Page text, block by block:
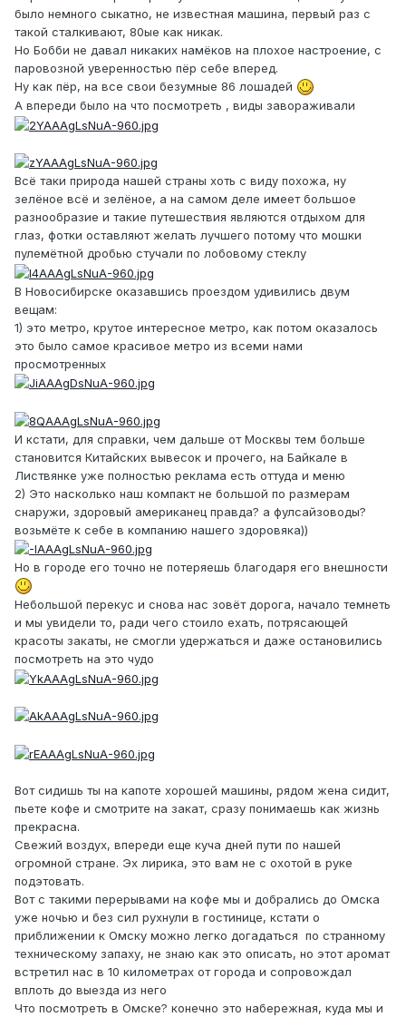
было немного сыкатно, не известная машина, первый раз с
такой сталкивают, 80ые как никак.
Но Бобби не давал никаких намёков на плохое настроение, с
паровозной уверенностью пёр себе вперед.
Ну как пёр, на все свои безумные 86 лошадей
А впереди было на что посмотреть , виды завораживали
Всё таки природа нашей страны хоть с виду похожа, ну
зелёное всё и зелёное, а на самом деле имеет большое
разнообразие и такие путешествия являются отдыхом для
глаз, фотки оставляют желать лучшего потому что мошки
пулемётной дробью стучали по лобовому стеклу
В Новосибирске оказавшись проездом удивились двум
вещам:
1) это метро, крутое интересное метро, как потом оказалось
это было самое красивое метро из всеми нами
просмотренных
И кстати, для справки, чем дальше от Москвы тем больше
становится Китайских вывесок и прочего, на Байкале в
Листвянке уже полностью реклама есть оттуда и меню
2) Это насколько наш компакт не большой по размерам
снаружи, здоровый американец правда? а фулсайзоводы?
возьмёте к себе в компанию нашего здоровяка))
Но в городе его точно не потеряешь благодаря его внешности
Небольшой перекус и снова нас зовёт дорога, начало темнеть
и мы увидели то, ради чего стоило ехать, потрясающей
красоты закаты, не смогли удержаться и даже остановились
посмотреть на это чудо
Вот сидишь ты на капоте хорошей машины, рядом жена сидит,
пьете кофе и смотрите на закат, сразу понимаешь как жизнь
прекрасна.
Свежий воздух, впереди еще куча дней пути по нашей
огромной стране. Эх лирика, это вам не с охотой в руке
подэтовать.
Вот с такими перерывами на кофе мы и добрались до Омска
уже ночью и без сил рухнули в гостинице, кстати о
приближении к Омску можно легко догадаться по странному
техническому запаху, не знаю как это описать, но этот аромат
встретил нас в 10 километрах от города и сопровождал
вплоть до выезда из него
Что посмотреть в Омске? конечно это набережная, куда мы и